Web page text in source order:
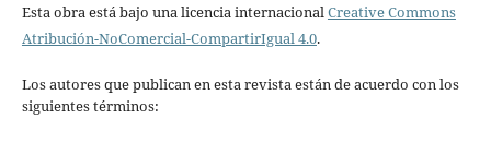
Esta obra está bajo una licencia internacionalCreative Commons
Atribución-NoComercial-CompartirIgual 4.0.
Los autores que publican en esta revista están de acuerdo con los
siguientes términos: